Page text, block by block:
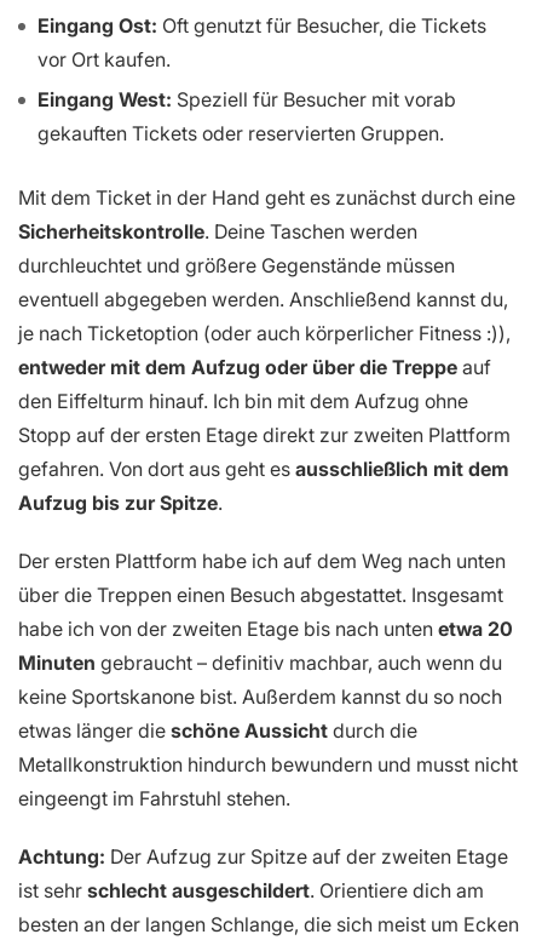
Eingang Ost: Oft genutzt für Besucher, die Tickets
vor Ort kaufen.
Eingang West: Speziell für Besucher mit vorab
gekauften Tickets oder reservierten Gruppen.
Mit dem Ticket in der Hand geht es zunächst durch eine
Sicherheitskontrolle. Deine Taschen werden
durchleuchtet und größere Gegenstände müssen
eventuell abgegeben werden. Anschließend kannst du,
je nach Ticketoption (oder auch körperlicher Fitness :)),
entweder mit dem Aufzug oder über die Treppe auf
den Eiffelturm hinauf. Ich bin mit dem Aufzug ohne
Stopp auf der ersten Etage direkt zur zweiten Plattform
gefahren. Von dort aus geht es ausschließlich mit dem
Aufzug bis zur Spitze.
Der ersten Plattform habe ich auf dem Weg nach unten
über die Treppen einen Besuch abgestattet. Insgesamt
habe ich von der zweiten Etage bis nach unten etwa 20
Minuten gebraucht – definitiv machbar, auch wenn du
keine Sportskanone bist. Außerdem kannst du so noch
etwas länger die schöne Aussicht durch die
Metallkonstruktion hindurch bewundern und musst nicht
eingeengt im Fahrstuhl stehen.
Achtung: Der Aufzug zur Spitze auf der zweiten Etage
ist sehr schlecht ausgeschildert. Orientiere dich am
besten an der langen Schlange, die sich meist um Ecken